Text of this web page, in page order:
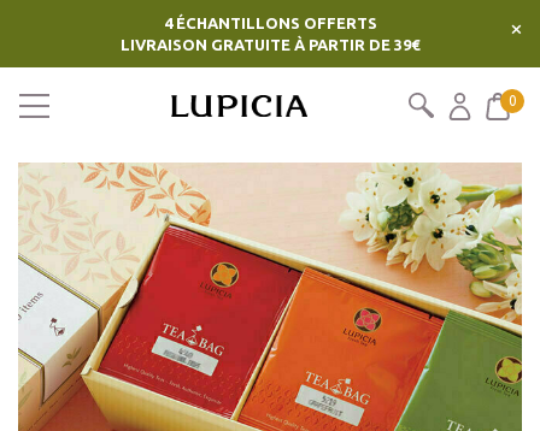
4 ÉCHANTILLONS OFFERTS
LIVRAISON GRATUITE À PARTIR DE 39€
×
0